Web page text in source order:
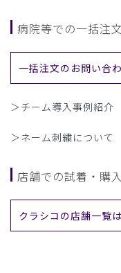
病院等での一括注
一括注文のお問い合
＞チーム導入事例紹介
＞ネーム刺繍について
店舗での試着・購
クラシコの店舗一覧